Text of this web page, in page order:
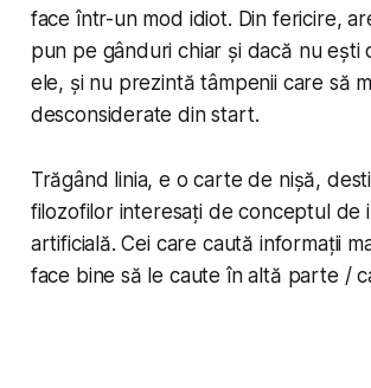
face într-un mod idiot. Din fericire,
pun pe gânduri chiar și dacă nu ești
ele, și nu prezintă tâmpenii care să
desconsiderate din start.
Trăgând linia, e o carte de nișă,
filozofilor interesați de conceptul de
artificială. Cei care caută informații
face bine să le caute în altă parte /